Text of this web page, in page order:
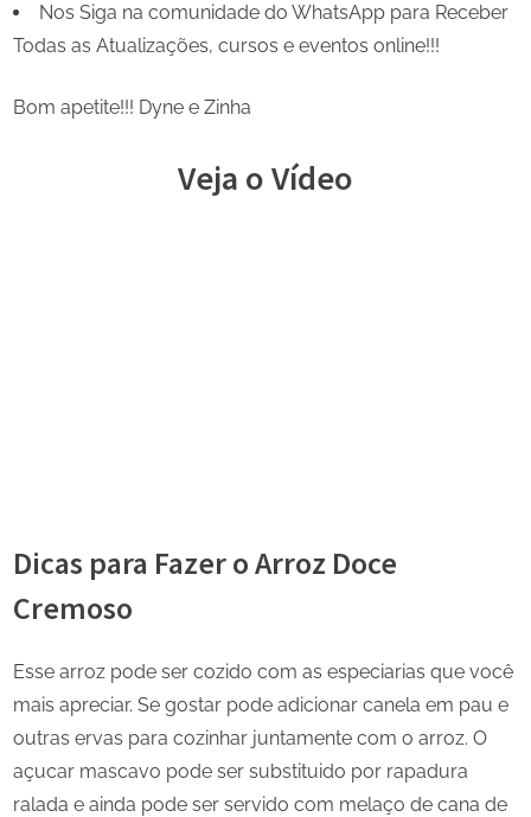
Nos Siga na comunidade do WhatsApp para Receber
Todas as Atualizações, cursos e eventos online!!!
Bom apetite!!! Dyne e Zinha
Veja o Vídeo
Dicas para Fazer o Arroz Doce
Cremoso
Esse arroz pode ser cozido com as especiarias que você
mais apreciar. Se gostar pode adicionar canela em pau e
outras ervas para cozinhar juntamente com o arroz. O
açucar mascavo pode ser substituido por rapadura
ralada e ainda pode ser servido com melaço de cana de